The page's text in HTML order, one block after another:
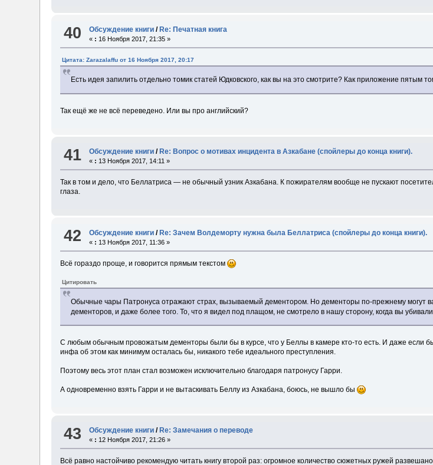
40 Обсуждение книги / Re: Печатная книга
« : 16 Ноября 2017, 21:35 »
Цитата: Zarazalaffu от 16 Ноября 2017, 20:17
Есть идея запилить отдельно томик статей Юдковского, как вы на это смотрите? Как приложение пятым
Так ещё же не всё переведено. Или вы про английский?
41 Обсуждение книги / Re: Вопрос о мотивах инцидента в Азкабане (спойлеры до конца книги).
« : 13 Ноября 2017, 14:11 »
Так в том и дело, что Беллатриса — не обычный узник Азкабана. К пожирателям вообще не пускают
глаза.
42 Обсуждение книги /Re: Зачем Волдеморту нужна была Беллатриса (спойлеры до конца книги).
« : 13 Ноября 2017, 11:36 »
Всё гораздо проще, и говорится прямым текстом
Цитировать
Обычные чары Патронуса отражают страх, вызываемый дементором. Но дементоры по-прежнему могут
дементоров, и даже более того. То, что я видел под плащом, не смотрело в нашу сторону, когда вы
С любым обычным провожатым дементоры были бы в курсе, что у Беллы в камере кто-то есть. И даже если
инфа об этом как минимум осталась бы, никакого тебе идеального преступления.
Поэтому весь этот план стал возможен исключительно благодаря патронусу Гарри.
А одновременно взять Гарри и не вытаскивать Беллу из Азкабана, боюсь, не вышло бы
43 Обсуждение книги / Re: Замечания о переводе
« : 12 Ноября 2017, 21:26 »
Всё равно настойчиво рекомендую читать книгу второй раз: огромное количество сюжетных ружей